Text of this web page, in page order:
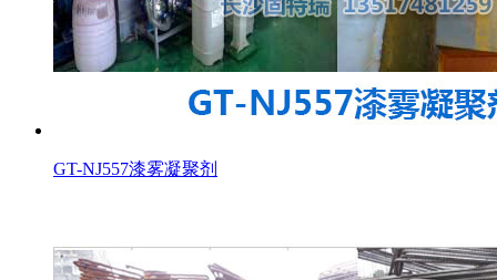
GT-NJ557漆雾凝聚剂